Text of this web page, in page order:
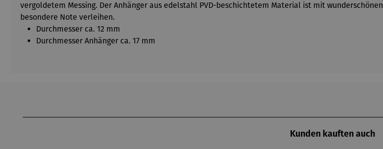
vergoldetem Messing. Der Anhänger aus edelstahl PVD-beschichtetem Material ist mit
besondere Note verleihen.
Durchmesser ca. 12 mm
Durchmesser Anhänger ca. 17 mm
Kunden kauften auch